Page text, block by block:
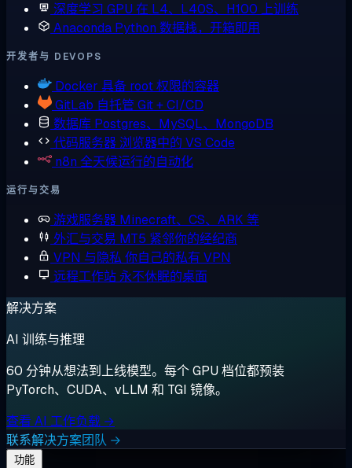
深度学习 GPU 在 L4、L40S、H100 上训练
Anaconda Python 数据栈，开箱即用
开发者与 DEVOPS
Docker 具备 root 权限的容器
GitLab 自托管 Git + CI/CD
数据库 Postgres、MySQL、MongoDB
代码服务器 浏览器中的 VS Code
n8n 全天候运行的自动化
运行与交易
游戏服务器 Minecraft、CS、ARK 等
外汇与交易 MT5 紧邻你的经纪商
VPN 与隐私 你自己的私有 VPN
远程工作站 永不休眠的桌面
解决方案
AI 训练与推理
60 分钟从想法到上线模型。每个 GPU 档位都预装
PyTorch、CUDA、vLLM 和 TGI 镜像。
查看 AI 工作负载 →
联系解决方案团队 →